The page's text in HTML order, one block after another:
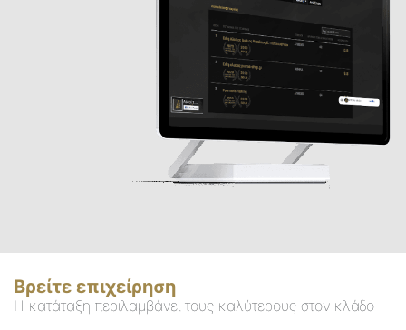
Βρείτε επιχείρηση
Η κατάταξη περιλαμβάνει τους καλύτερους στον κλάδο